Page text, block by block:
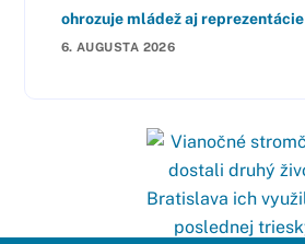
ohrozuje mládež aj reprezentácie
6. AUGUSTA 2026